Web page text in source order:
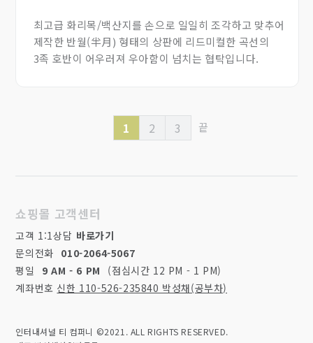
최고급 화리목/백산지를 손으로 일일히 조각하고 맞추어
제작한 반월(半月) 형태의 상판에 리드미컬한 곡선의
3족 호반이 어우러져 우아함이 넘치는 협탁입니다.
1 2 3 끝
쇼핑몰 고객센터
고객 1:1상담 바로가기
문의전화 010-2064-5067
평일
9 AM - 6 PM
(점심시간 12 PM - 1 PM)
계좌번호 신한 110-526-235840 박성채(공부차)
인터내셔널 티 컴퍼니 ©2021. ALL RIGHTS RESERVED.